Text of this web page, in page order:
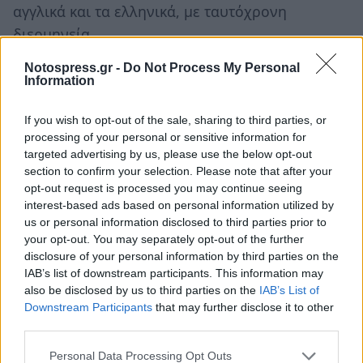
Notospress.gr - Do Not Process My Personal
Information
If you wish to opt-out of the sale, sharing to third parties, or
processing of your personal or sensitive information for
targeted advertising by us, please use the below opt-out
section to confirm your selection. Please note that after your
opt-out request is processed you may continue seeing
interest-based ads based on personal information utilized by
us or personal information disclosed to third parties prior to
your opt-out. You may separately opt-out of the further
disclosure of your personal information by third parties on the
IAB’s list of downstream participants. This information may
also be disclosed by us to third parties on the IAB’s List of
Downstream Participants that may further disclose it to other
Personal Data Processing Opt Outs
αγγλικά και τα ελληνικά, με ταυτόχρονη
διερμηνεία.
«Η διεθνής αυτή εκδήλωση ακαδημαϊκού
συμμετοχής του κοινού γιορτάζει τη μοναδική
συνεργασία μεταξύ του Πανεπιστημίου του
Νότινγκαμ και του Δήμου Σπάρτης που ξεκίνησε το
2006».
Το πρόγραμμα του συνεδρίου,
αναλυτικά
Ακολουθήστε τοnotospress.grστο Google News και
μάθετε πρώτοιόλες τις ειδήσεις